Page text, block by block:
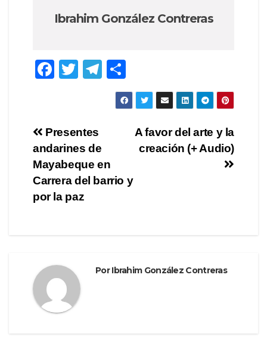
Ibrahim González Contreras
F
e
b
o
o
k
T
er
T
el
m
o
m
p
ar
Navegación
de
entradas
A favor del arte y la
creación (+ Audio)
Presentes
andarines de
Mayabeque en
Carrera del barrio y
por la paz
PorIbrahim González Contreras